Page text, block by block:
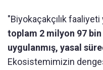
"Biyokaçakçılık
toplam 2 milyon 97
uygulanmış, yasal
Ekosistemimizin